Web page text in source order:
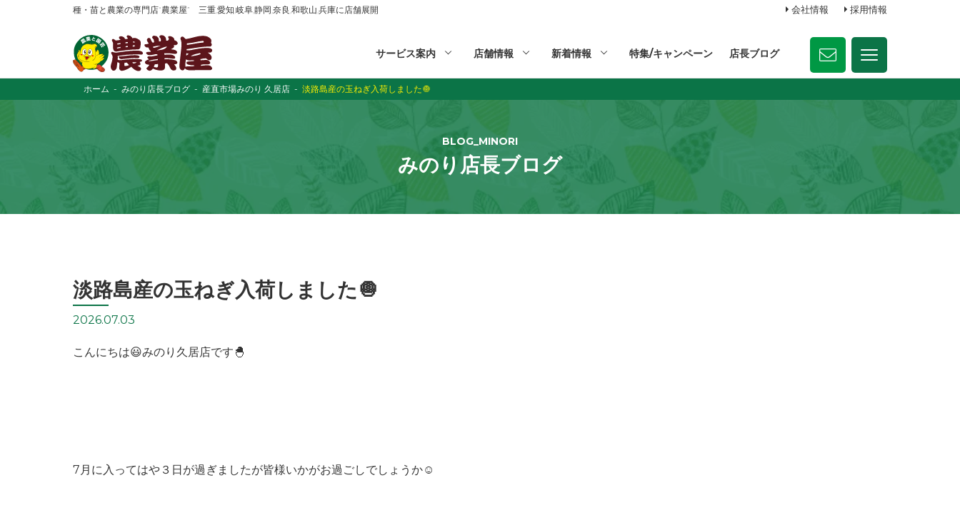
種・苗と農業の専門店“農業屋” 三重,愛知,岐阜,静岡,奈良,和歌山,兵庫に店舗展開 会社情報 採用情報
サービス案内 店舗情報 新着情報 特集/キャンペーン 店長ブログ
ホーム みのり店長ブログ 産直市場みのり 久居店 淡路島産の玉ねぎ入荷しました🧅
BLOG_MINORI
みのり店長ブログ
淡路島産の玉ねぎ入荷しました🧅
2026.07.03
こんにちは😃みのり久居店です🐣
7月に入ってはや３日が過ぎましたが皆様いかがお過ごしでしょうか☺️